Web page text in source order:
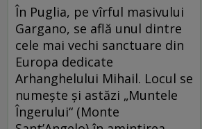
În Puglia, pe vîrful masivului
Gargano, se află unul dintre
cele mai vechi sanctuare din
Europa dedicate
Arhanghelului Mihail. Locul se
numește și astăzi „Muntele
Îngerului“ (Monte